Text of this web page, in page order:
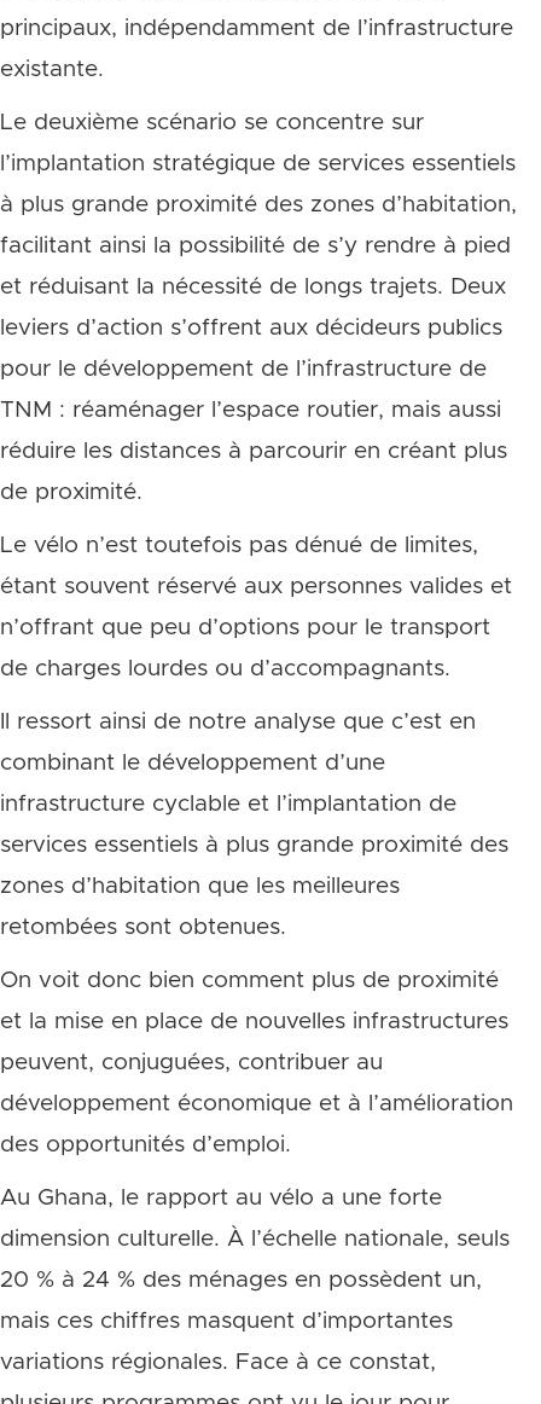
principaux, indépendamment de l’infrastructure
existante.
Le deuxième scénario se concentre sur
l’implantation stratégique de services essentiels
à plus grande proximité des zones d’habitation,
facilitant ainsi la possibilité de s’y rendre à pied
et réduisant la nécessité de longs trajets. Deux
leviers d’action s’offrent aux décideurs publics
pour le développement de l’infrastructure de
TNM : réaménager l’espace routier, mais aussi
réduire les distances à parcourir en créant plus
de proximité.
Le vélo n’est toutefois pas dénué de limites,
étant souvent réservé aux personnes valides et
n’offrant que peu d’options pour le transport
de charges lourdes ou d’accompagnants.
Il ressort ainsi de notre analyse que c’est en
combinant le développement d’une
infrastructure cyclable et l’implantation de
services essentiels à plus grande proximité des
zones d’habitation que les meilleures
retombées sont obtenues.
On voit donc bien comment plus de proximité
et la mise en place de nouvelles infrastructures
peuvent, conjuguées, contribuer au
développement économique et à l’amélioration
des opportunités d’emploi.
Au Ghana, le rapport au vélo a une forte
dimension culturelle. À l’échelle nationale, seuls
20 % à 24 % des ménages en possèdent un,
mais ces chiffres masquent d’importantes
variations régionales. Face à ce constat,